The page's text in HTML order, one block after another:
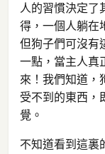
人的習慣決定了
得，一個人躺在
但狗子們可沒有
一點，當主人真
來！我們知道，
受不到的東西，
覺。
不知道看到這裏